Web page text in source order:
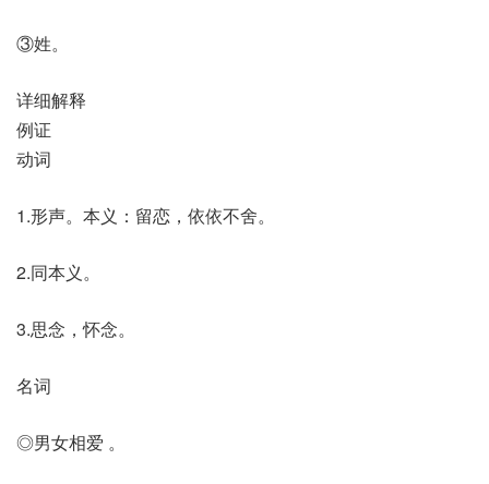
③姓。
详细解释
例证
动词
1.形声。本义：留恋，依依不舍。
2.同本义。
3.思念，怀念。
名词
◎男女相爱 。